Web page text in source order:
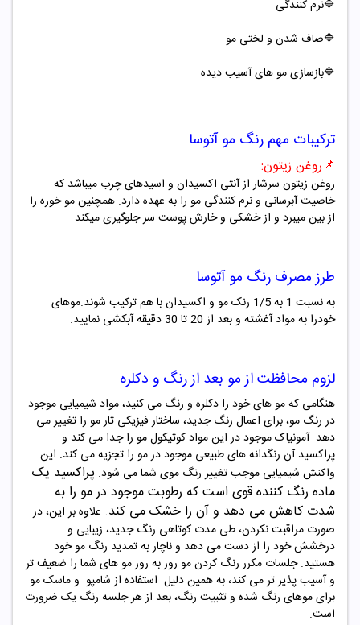
🔷نرم کنندگی
🔷صاف شدن و لختی مو
🔷بازسازی مو های آسیب دیده
ترکیبات مهم رنگ مو آتوسا
📌روغن زیتون:
روغن زیتون سرشار از آنتی اکسیدان و اسیدهای چرب میباشد که
خاصیت آبرسانی و نرم کنندگی مو را به عهده دارد. همچنین مو خوره را
از بین میبرد و از خشکی و خارش پوست سر جلوگیری میکند.
طرز مصرف رنگ مو آتوسا
به نسبت 1 به 1/5 رنک مو و اکسیدان با هم ترکیب شوند.موهای
خودرا به مواد آغشته و بعد از 20 تا 30 دقیقه آبکشی نمایید.
لزوم محافظت از مو بعد از رنگ و دکلره
هنگامی که مو های خود را دکلره و رنگ می کنید، مواد شیمیایی موجود
در رنگ مو، برای اعمال رنگ جدید، ساختار فیزیکی تار مو را تغییر می
دهد. آمونیاک موجود در این مواد کوتیکول مو را جدا می کند و
پراکسید آن رنگدانه های طبیعی موجود در مو را تجزیه می کند. این
واکنش شیمیایی موجب تغییر رنگ موی شما می شود. پراکسید یک
ماده رنگ‌ کننده قوی است که رطوبتموجود در مو را به
شدت کاهش می دهد و آن را خشک می کند. علاوه بر این، در
صورت مراقبت نکردن، طی مدت کوتاهی رنگ جدید، زیبایی و
درخشش خود را از دست می دهد و ناچار به تمدید رنگ مو خود
هستید. جلسات مکرر رنگ کردن مو روز به روز مو های شما را ضعیف تر
و آسیب پذیر تر می کند، به همین دلیل استفاده از شامپو و ماسک مو
برای موهای رنگ شده و تثبیت رنگ، بعد از هر جلسه رنگ یک ضرورت
است.